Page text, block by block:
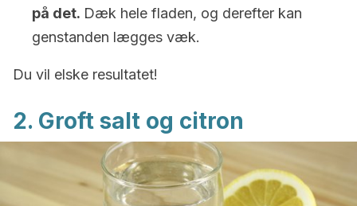
på det. Dæk hele fladen, og derefter kan
genstanden lægges væk.
Du vil elske resultatet!
2. Groft salt og citron